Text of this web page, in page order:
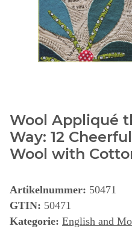
Wool Appliqué
Way: 12
Wool with
Artikelnummer: 50471
GTIN: 50471
Kategorie: English and